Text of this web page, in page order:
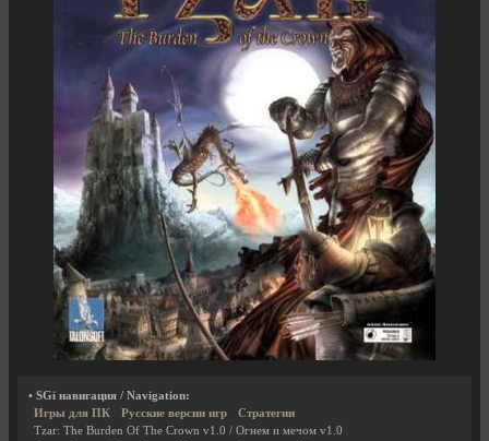
• SGi навигация / Navigation:
Игры для ПК
Русские версии игр
Стратегии
Tzar: The Burden Of The Crown v1.0 / Огнем и мечом v1.0